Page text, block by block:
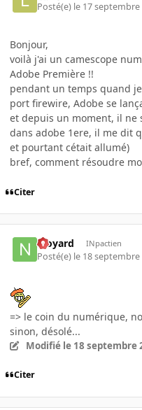
Posté(e) le 17 septembre
Bonjour,
voilà j'ai un camescope
Adobe Première !!
pendant un temps quand
port firewire, Adobe se
et depuis un moment, il ne
dans adobe 1ere, il me dit
et pourtant cétait allumé)
bref, comment résoudre
Citer
njoyard INpactien
Posté(e) le 18 septembre
=> le coin du numérique,
sinon, désolé...
Modifié le 18 septembre
Citer